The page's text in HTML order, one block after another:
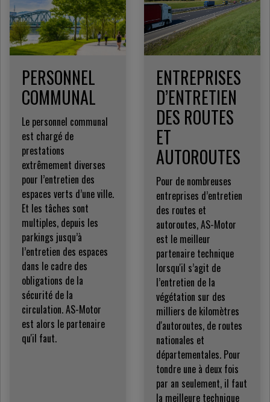
PERSONNEL
COMMUNAL
Le personnel communal
est chargé de
prestations
extrêmement diverses
pour l’entretien des
espaces verts d’une ville.
Et les tâches sont
multiples, depuis les
parkings jusqu’à
l’entretien des espaces
dans le cadre des
obligations de la
sécurité de la
circulation. AS-Motor
est alors le partenaire
qu'il faut.
ENTREPRISES
D’ENTRETIEN
DES ROUTES
ET
AUTOROUTES
Pour de nombreuses
entreprises d’entretien
des routes et
autoroutes, AS-Motor
est le meilleur
partenaire technique
lorsqu'il s’agit de
l’entretien de la
végétation sur des
milliers de kilomètres
d'autoroutes, de routes
nationales et
départementales. Pour
tondre une à deux fois
par an seulement, il faut
la meilleure technique